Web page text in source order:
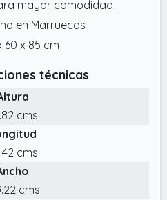
mayor comodidad
en Marruecos
60 x 85 cm
técnicas
cms
cms
cms